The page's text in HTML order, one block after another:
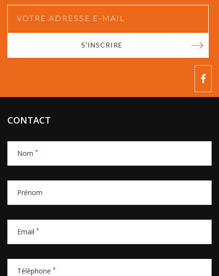
S'INSCRIRE
CONTACT
Nom *
Prénom
Email *
Téléphone *